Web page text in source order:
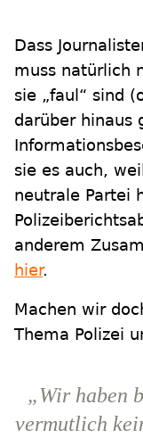
Dass
muss natürlich
sie „faul“ sind
darüber hinaus
sie es auch,
neutrale Partei
anderem
hier.
Machen wir
Thema Polizei
„Wir haben
vermutlich